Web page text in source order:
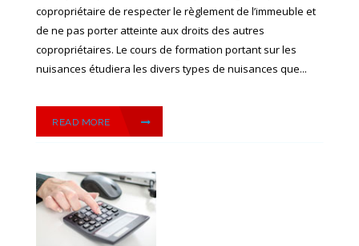
copropriétaire de respecter le règlement de l’immeuble et
de ne pas porter atteinte aux droits des autres
copropriétaires. Le cours de formation portant sur les
nuisances étudiera les divers types de nuisances que...
READ MORE